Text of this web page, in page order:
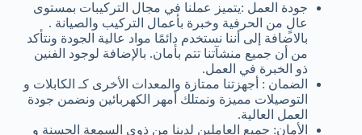
جودة العمل :يتميز عملنا في مجال التركيبات بمستوى
عالٍ من الحرفية وخبرة بأعمال التركيب والصيانة .
بالاضافة إلى أننا نستخدم دائمًا مواد عالية الجودة ونتأكد
من أن جميع منشآتنا تتم بأمان. بالإضافة لوجود الفنين
ذو الخبرة في العمل.
الضمان : أجهزتنا ممتازة والمعدات الأخرى كـ الكابلات و
التوصيلات مميزة ونمتلك أمهر الكهربائين ونضمن جودة
العمل العالية.
الأمان: جميع العاملين لدينا من ذوي السمعة الحسنة و